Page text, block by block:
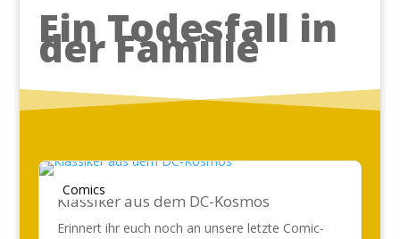
Ein Todesfall in
der Familie
Comics
Klassiker aus dem DC-Kosmos
Erinnert ihr euch noch an unsere letzte Comic-